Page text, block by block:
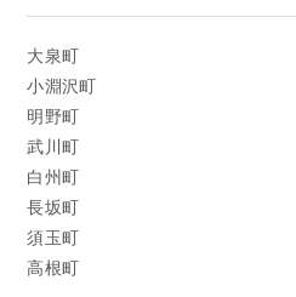
大泉町
小淵沢町
明野町
武川町
白州町
長坂町
須玉町
高根町